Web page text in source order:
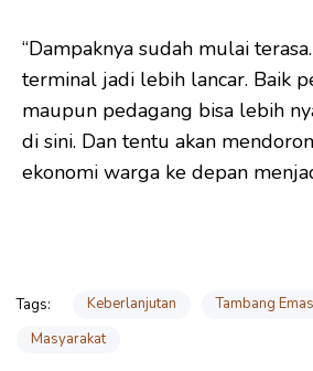
“Dampaknya sudah mulai
terminal jadi lebih lancar. Baik
maupun pedagang bisa lebih
di sini. Dan tentu akan
ekonomi warga ke depan
Tags: Keberlanjutan
Tambang
Masyarakat